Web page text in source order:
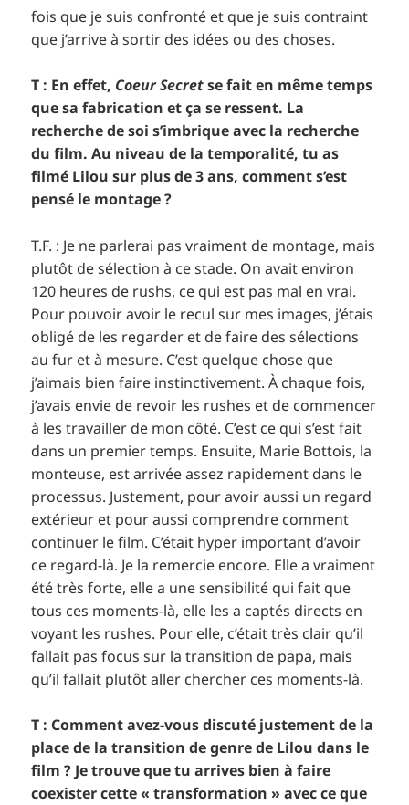
fois que je suis confronté et que je suis contraint
que j’arrive à sortir des idées ou des choses.
T : En effet, Coeur Secretse fait en même temps
que sa fabrication et ça se ressent. La
recherche de soi s’imbrique avec la recherche
du film. Au niveau de la temporalité, tu as
filmé Lilou sur plus de 3 ans, comment s’est
pensé le montage ?
T.F. : Je ne parlerai pas vraiment de montage, mais
plutôt de sélection à ce stade. On avait environ
120 heures de rushs, ce qui est pas mal en vrai.
Pour pouvoir avoir le recul sur mes images, j’étais
obligé de les regarder et de faire des sélections
au fur et à mesure. C’est quelque chose que
j’aimais bien faire instinctivement. À chaque fois,
j’avais envie de revoir les rushes et de commencer
à les travailler de mon côté. C’est ce qui s’est fait
dans un premier temps. Ensuite, Marie Bottois, la
monteuse, est arrivée assez rapidement dans le
processus. Justement, pour avoir aussi un regard
extérieur et pour aussi comprendre comment
continuer le film. C’était hyper important d’avoir
ce regard-là. Je la remercie encore. Elle a vraiment
été très forte, elle a une sensibilité qui fait que
tous ces moments-là, elle les a captés directs en
voyant les rushes. Pour elle, c’était très clair qu’il
fallait pas focus sur la transition de papa, mais
qu’il fallait plutôt aller chercher ces moments-là.
T : Comment avez-vous discuté justement de la
place de la transition de genre de Lilou dans le
film ? Je trouve que tu arrives bien à faire
coexister cette « transformation » avec ce que